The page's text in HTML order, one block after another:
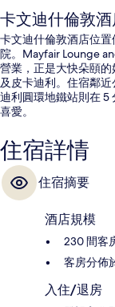
卡文迪什倫敦
卡文迪什倫敦酒店位
院。Mayfair Lounge
營業，正是大快朵頤
及皮卡迪利。住宿鄰
迪利圓環地鐵站則在 5
喜愛。
住宿詳情
住宿摘要
酒店規模
230 間客
客房分佈
入住/退房